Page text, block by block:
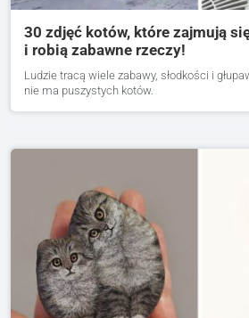
30 zdjęć kotów, które zajmują
i robią zabawne rzeczy!
Ludzie tracą wiele zabawy, słodkości i
nie ma puszystych kotów.